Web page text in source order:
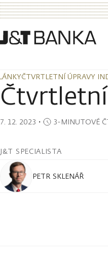
ČTVRTLETNÍ ÚPRAVY
ČTVRTLETNÍ ÚPRAVY
Čtvrtletní
7. 12. 2023 ・ 3-MINUTOVÉ
J&T SPECIALISTA
PETR SKLENÁŘ